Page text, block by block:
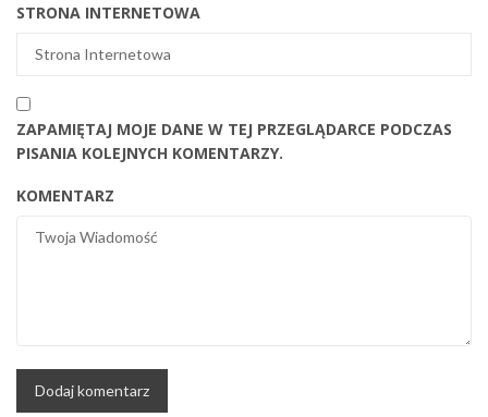
STRONA INTERNETOWA
ZAPAMIĘTAJ MOJE DANE W TEJ PRZEGLĄDARCE PODCZAS
PISANIA KOLEJNYCH KOMENTARZY.
KOMENTARZ